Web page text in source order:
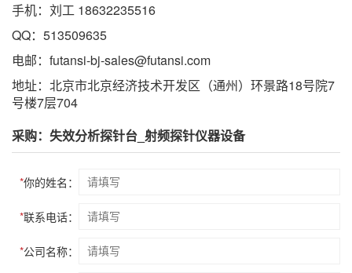
手机：刘工 18632235516
QQ：513509635
电邮：futansi-bj-sales@futansi.com
地址：北京市北京经济技术开发区（通州）环景路18号院7
号楼7层704
采购：失效分析探针台_射频探针仪器设备
*你的姓名：
*联系电话：
*公司名称：